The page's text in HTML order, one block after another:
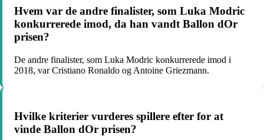
Hvem var de andre finalister, som Luka Modric
konkurrerede imod, da han vandt Ballon dOr
prisen?
De andre finalister, som Luka Modric konkurrerede imod i
2018, var Cristiano Ronaldo og Antoine Griezmann.
Hvilke kriterier vurderes spillere efter for at
vinde Ballon dOr prisen?